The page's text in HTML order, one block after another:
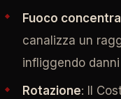
Fuoco
canalizza un
infliggendo
Rotazione: Il